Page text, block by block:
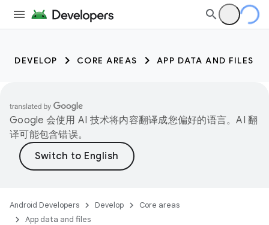
DEVELOP CORE AREAS APP DATA AND FILES
Google 会使用 AI 技术将内容翻译成您偏好的语言。AI 翻
译可能包含错误。
Android Developers Develop
Core areas
App data and files